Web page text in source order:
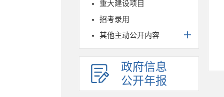
重大建设项目
招考录用
其他主动公开内容
政府信息
公开年报